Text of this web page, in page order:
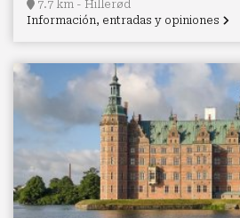
7.7 km - Hillerød
Información, entradas y opiniones